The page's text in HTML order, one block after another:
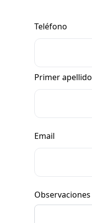
Teléfono
Primer apellido
Email
Observaciones